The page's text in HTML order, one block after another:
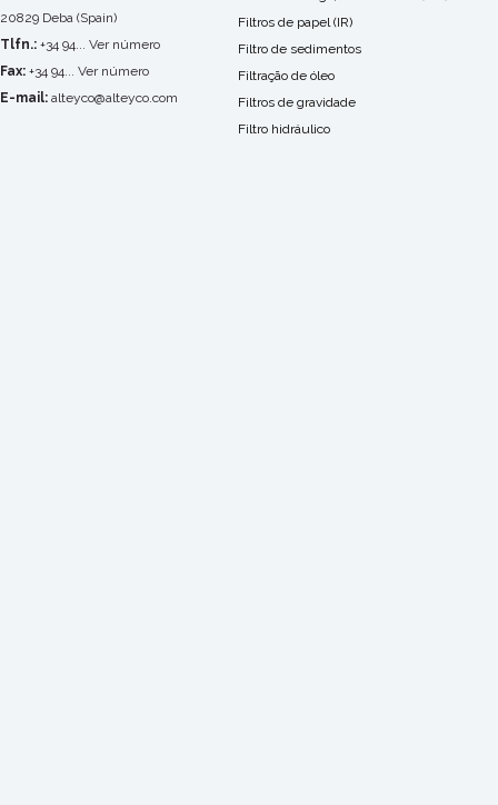
20829 Deba (Spain)
Tlfn.: +34 94... Ver número
Fax: +34 94... Ver número
E-mail: alteyco@alteyco.com
Filtros de papel (IR)
Filtro de sedimentos
Filtração de óleo
Filtros de gravidade
Filtro hidráulico